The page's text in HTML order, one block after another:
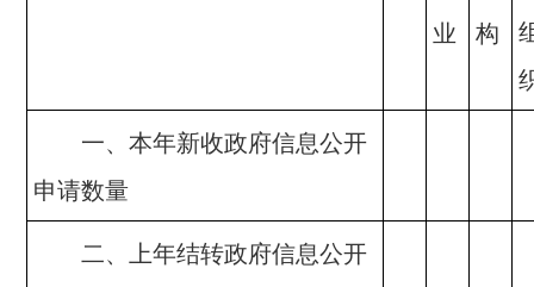
业
构
一、本年新收政府信息公开
申请数量
二、上年结转政府信息公开